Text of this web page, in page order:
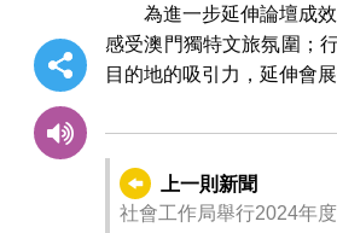
為進一步延伸論壇成
感受澳門獨特文旅氛圍；
目的地的吸引力，延伸會展
上一則新聞
社會工作局舉行2024年